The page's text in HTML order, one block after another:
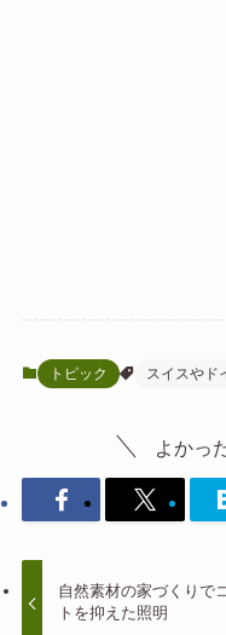
トピック スイスやド
よかっ
自然素材の家づくりで
トを抑えた照明